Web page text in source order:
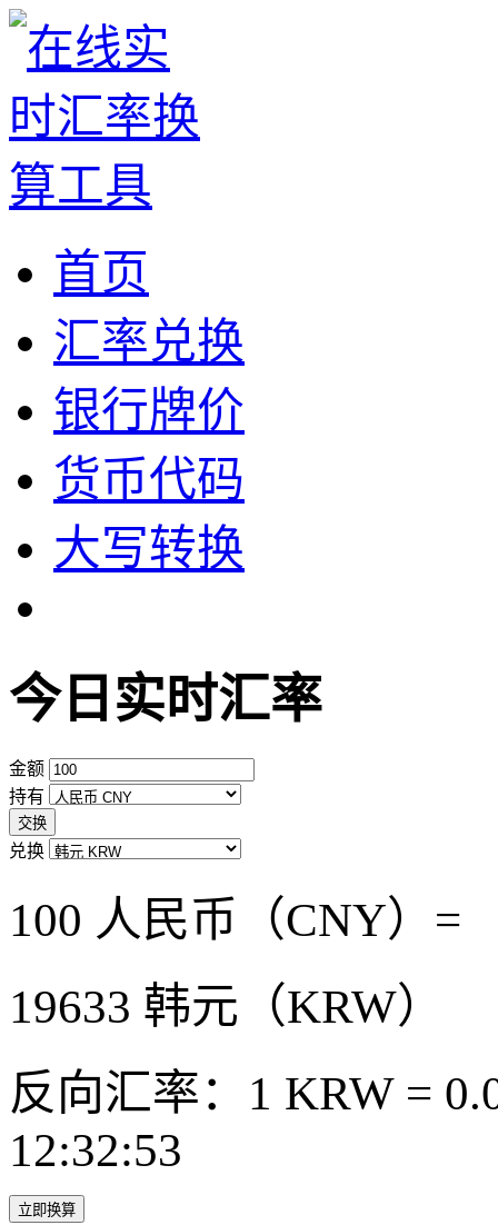
首页
汇率兑换
银行牌价
货币代码
大写转换
今日实时汇率
金额
持有
交换
兑换
100 人民币（CNY）=
19633 韩元（KRW）
反向汇率：1 KRW =
12:32:53
立即换算